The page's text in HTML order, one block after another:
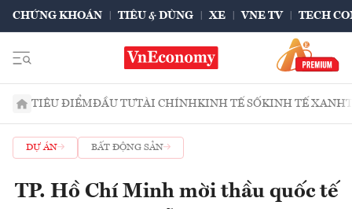
CHỨNG KHOÁN TIÊU & DÙNG XE VNE TV TECH
TIÊU ĐIỂMĐẦU TƯTÀI CHÍNHKINH TẾ SỐKINH TẾ XANH
DỰ ÁN BẤT ĐỘNG SẢN
TP. Hồ Chí Minh mời thầu quốc tế